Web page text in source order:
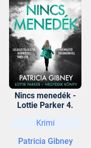
Nincs menedék -
Lottie Parker 4.
Krimi
Patricia Gibney